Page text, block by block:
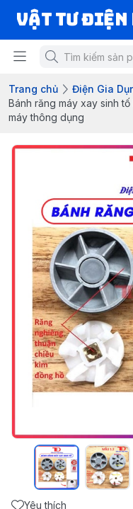
VẬT TƯ ĐIỆN
Trang chủ
Điện Gia
Bánh răng máy xay sinh
máy thông dụng
Yêu thích